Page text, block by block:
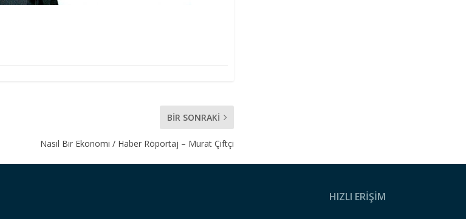
BIR SONRAKI
Nasıl Bir Ekonomi / Haber Röportaj – Murat Çiftçi
HIZLI ERİŞİM